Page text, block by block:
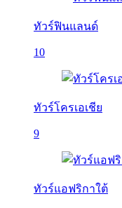
ทัวร์ฟินแลนด์
10
ทัวร์โครเอเชีย
9
ทัวร์แอฟริกาใต้